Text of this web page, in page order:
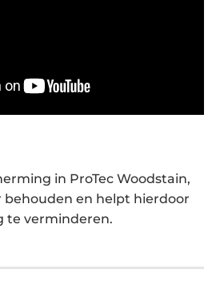
in ProTec Woodstain,
en helpt hierdoor
te verminderen.